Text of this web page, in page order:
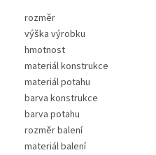
rozměr
výška výrobku
hmotnost
materiál konstrukce
materiál potahu
barva konstrukce
barva potahu
rozměr balení
materiál balení